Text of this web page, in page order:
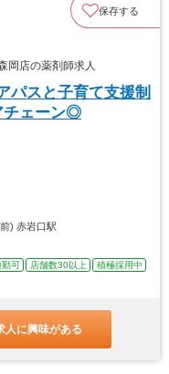
保存する
岡店の薬剤師求人
パスと子育て支援制
チェーン◎
) 赤岩口駅
勤可 店舗数30以上
積極採用中
人に興味がある